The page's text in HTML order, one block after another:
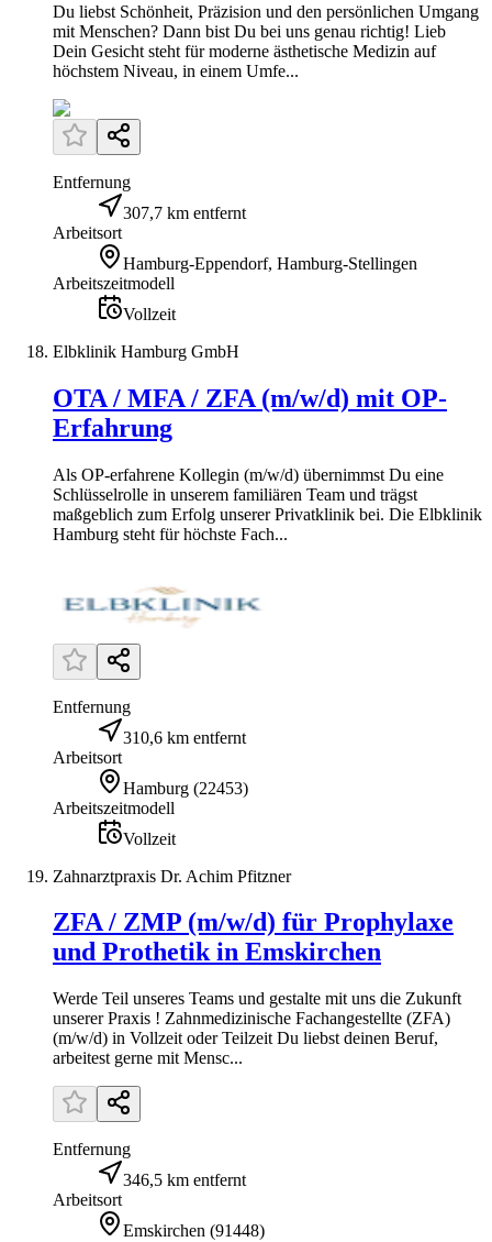
Du liebst Schönheit, Präzision und den persönlichen Umgang
mit Menschen? Dann bist Du bei uns genau richtig! Lieb
Dein Gesicht steht für moderne ästhetische Medizin auf
höchstem Niveau, in einem Umfe...
Entfernung
307,7 km entfernt
Arbeitsort
Hamburg-Eppendorf, Hamburg-Stellingen
Arbeitszeitmodell
Vollzeit
Elbklinik Hamburg GmbH
OTA / MFA / ZFA (m/w/d) mit OP-
Erfahrung
Als OP-erfahrene Kollegin (m/w/d) übernimmst Du eine
Schlüsselrolle in unserem familiären Team und trägst
maßgeblich zum Erfolg unserer Privatklinik bei. Die Elbklinik
Hamburg steht für höchste Fach...
Entfernung
310,6 km entfernt
Arbeitsort
Hamburg (22453)
Arbeitszeitmodell
Vollzeit
Zahnarztpraxis Dr. Achim Pfitzner
ZFA / ZMP (m/w/d) für Prophylaxe
und Prothetik in Emskirchen
Werde Teil unseres Teams und gestalte mit uns die Zukunft
unserer Praxis ! Zahnmedizinische Fachangestellte (ZFA)
(m/w/d) in Vollzeit oder Teilzeit Du liebst deinen Beruf,
arbeitest gerne mit Mensc...
Entfernung
346,5 km entfernt
Arbeitsort
Emskirchen (91448)